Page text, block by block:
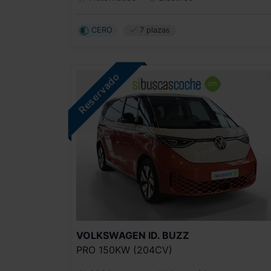
CERO 7 plazas
VOLKSWAGEN ID. BUZZ
PRO 150KW (204CV)